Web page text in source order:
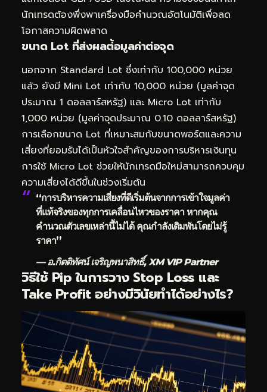
นักเทรดต้องพึ่งพาเครื่องมือคำนวณอัตโนมัติเพื่อลด
โอกาสความผิดพลาด
ขนาด Lot ที่ส่งผลต่้อมูลค่าต่อจุด
นอกจาก Standard Lot ซึ่งเท่ากับ 100,000 หน่วย
แล้ว ยังมี Mini Lot เท่ากับ 10,000 หน่วย (มูลค่าจุด
ประมาณ 1 ดอลลาร์สหรัฐ) และ Micro Lot เท่ากับ
1,000 หน่วย (มูลค่าจุดประมาณ 0.10 ดอลลาร์สหรัฐ)
การเลือกขนาด Lot ที่เหมาะสมกับขนาดพอร์ตและความ
เสี่ยงที่ยอมรับได้เป็นหัวใจสำคัญของการบริหารเงินทุน
การใช้ Micro Lot ช่วยให้นักเทรดมือใหม่สามารถควบคุม
ความเสี่ยงได้ดีขึ้นในช่วงเริ่มต้น
“การบริหารความเสี่ยงที่ดีเริ่มต้นจากการเข้าใจมูลค่า
ที่แท้จริงของทุกการเคลื่อนไหวของราคา หากคุณ
คำนวณตัวเลขเหล่านี้ไม่ได้ คุณกำลังเดิมพันโดยไม่รู้
ราคา”
— อ.กิตติทัศน์ เจริญพนาสิทธิ์, XM VIP Partner
วิธีใช้ Pip ในการวาง Stop Loss และ
Take Profit อย่างมีวินัยทำได้อย่างไร?